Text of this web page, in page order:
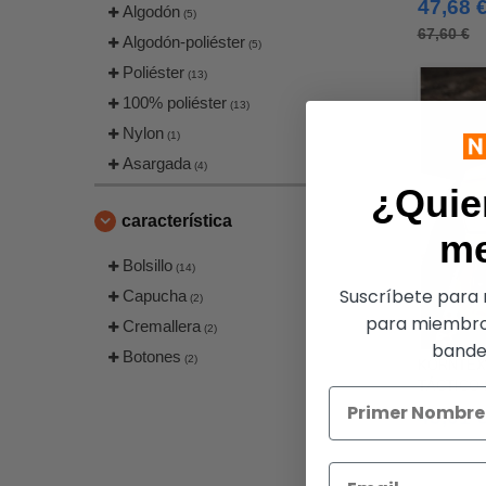
Algodón (5)
Algodón-poliéster (5)
Poliéster (13)
100% poliéster (13)
Nylon (1)
Asargada (4)
característica
Bolsillo (14)
Capucha (2)
Cremallera (2)
Botones (2)
47,68 €
67,60 €
TÁCTICO
"BONN"
43,01 €
Suscríbete para
para